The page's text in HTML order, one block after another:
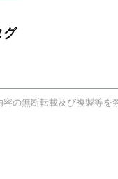
グ
の無断転載及び複製等を